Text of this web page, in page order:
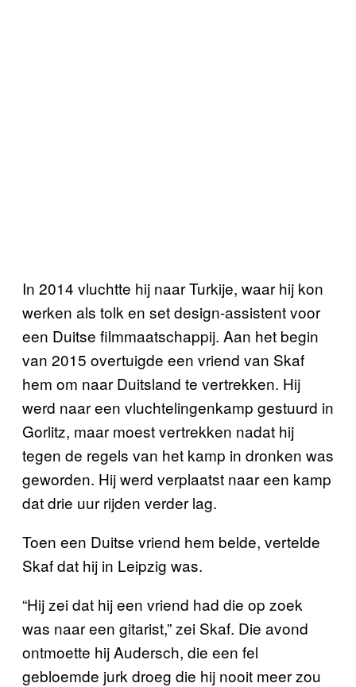
In 2014 vluchtte hij naar Turkije, waar hij kon
werken als tolk en set design-assistent voor
een Duitse filmmaatschappij. Aan het begin
van 2015 overtuigde een vriend van Skaf
hem om naar Duitsland te vertrekken. Hij
werd naar een vluchtelingenkamp gestuurd in
Gorlitz, maar moest vertrekken nadat hij
tegen de regels van het kamp in dronken was
geworden. Hij werd verplaatst naar een kamp
dat drie uur rijden verder lag.
Toen een Duitse vriend hem belde, vertelde
Skaf dat hij in Leipzig was.
“Hij zei dat hij een vriend had die op zoek
was naar een gitarist,” zei Skaf. Die avond
ontmoette hij Audersch, die een fel
gebloemde jurk droeg die hij nooit meer zou